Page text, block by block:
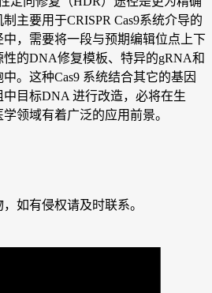
主要用于CRISPR Cas9系统介导的
，需要将一段与预期编辑位点上下
的DNA修复模板、特异的gRNA和
。这种Cas9 系统结合其它的基因
目标DNA 进行改造，必将在生
领域有着广泛的应用前景。
如有侵权请及时联系。